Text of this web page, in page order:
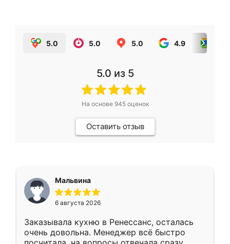
5.0 5.0 5.0 4.9
5.0 из 5
На основе 945оценок
Оставить отзыв
Мальвина
6 августа 2026
Заказывала кухню в Ренессанс, осталась
очень довольна. Менеджер всё быстро